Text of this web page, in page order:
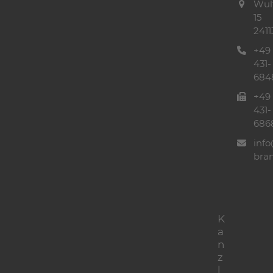
15
+49
431-
+49
431-
K
a
n
z